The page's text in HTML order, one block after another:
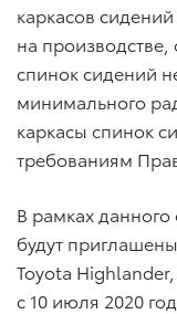
каркасов
на
спинок сидений
минимального
каркасы спинок
требованиям
В рамках данного
будут
Toyota
с 10 июля 2020